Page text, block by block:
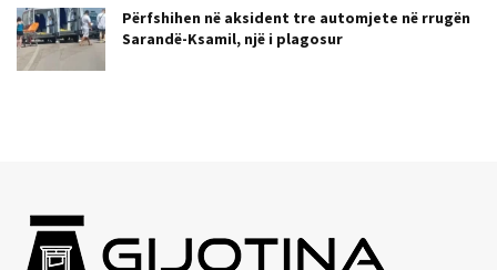
Përfshihen në aksident tre automjete në rrugën
Sarandë-Ksamil, një i plagosur